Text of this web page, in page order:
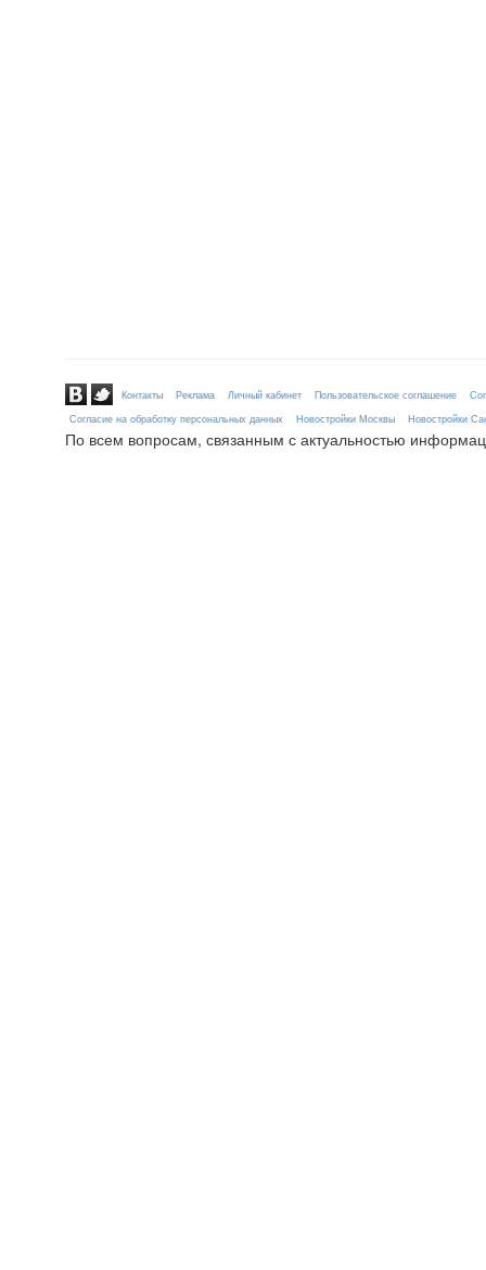
Контакты Реклама Личный кабинет Пользовательское соглашение
Согласие на обработку персональных данных
Новостройки Москвы Новостройки
По всем вопросам, связанным с актуальностью